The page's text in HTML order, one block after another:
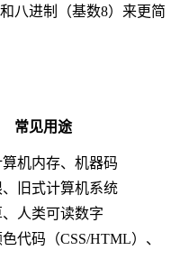
八进制（基数8）来更简
常见用途
机内存、机器码
旧式计算机系统
人类可读数字
代码（CSS/HTML）、